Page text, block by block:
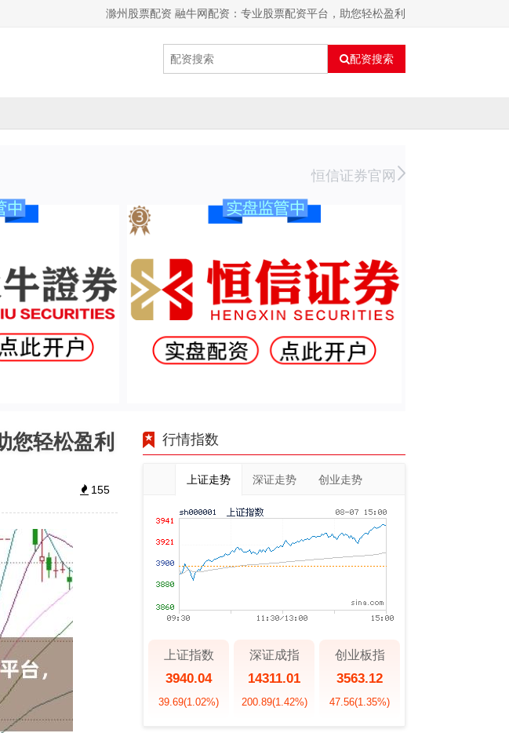
滁州股票配资 融牛网配资：专业股票配资平台，助您轻松盈利
配资搜索
恒信证券官网
您轻松盈利
155
行情指数
上证走势 深证走势 创业走势
上证指数
3940.04
39.69(1.02%)
深证成指
14311.01
200.89(1.42%)
创业板指
3563.12
47.56(1.35%)